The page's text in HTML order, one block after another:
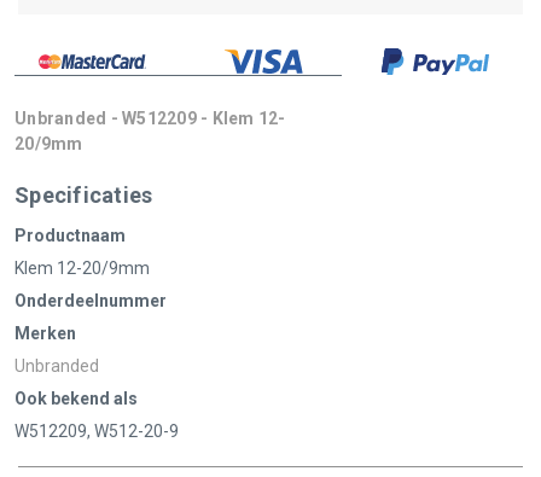
Unbranded - W512209 - Klem 12-
20/9mm
Specificaties
Productnaam
Klem 12-20/9mm
Onderdeelnummer
Merken
Unbranded
Ook bekend als
W512209, W512-20-9